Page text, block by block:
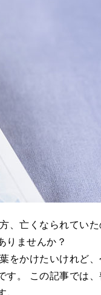
、亡くなられてい
りませんか？
をかけたいけれど
。 この記事では